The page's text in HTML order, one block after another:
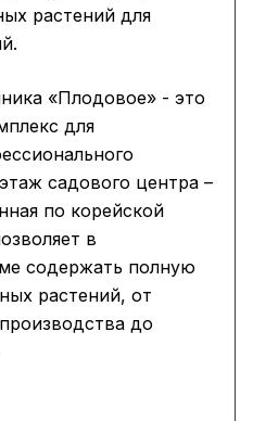
растений для
«Плодовое» - это
для
садового центра –
по корейской
в
содержать полную
растений, от
до